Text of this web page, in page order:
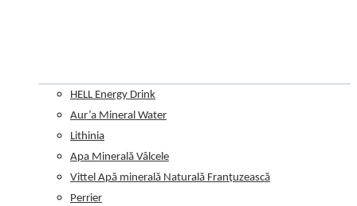
HELL Energy Drink
Aur’a Mineral Water
Lithinia
Apa Minerală Vâlcele
Vittel Apă minerală Naturală Franțuzească
Perrier